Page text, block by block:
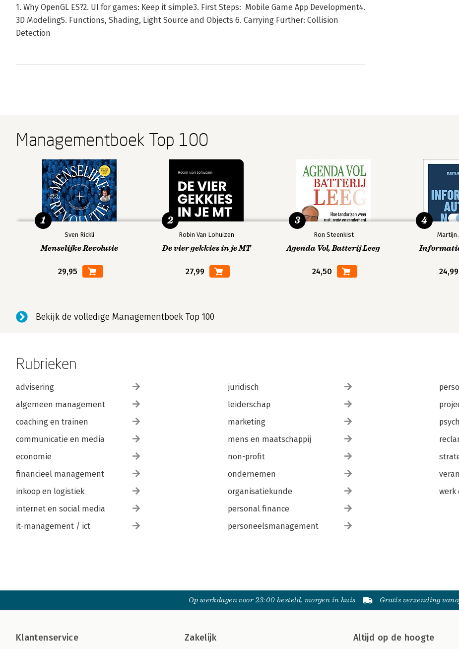
1. Why OpenGL ES?2. UI for games: Keep it simple3. First Steps: Mobile Game App Development4.
3D Modeling5. Functions, Shading, Light Source and Objects 6. Carrying Further: Collision
Detection
Managementboek Top 100
Sven Rickli
Menselijke Revolutie
29,95
1
Robin Van Lohuizen
De vier gekkies in je MT
27,99
2
Ron Steenkist
Agenda Vol, Batterij Leeg
24,50
3
Martijn
24,99
4
Bekijk de volledige Managementboek Top 100
Rubrieken
advisering
algemeen management
coaching en trainen
communicatie en media
economie
financieel management
inkoop en logistiek
internet en social media
it-management / ict
juridisch
leiderschap
marketing
mens en maatschappij
non-profit
ondernemen
organisatiekunde
personal finance
personeelsmanagement
werk
Op werkdagen voor 23:00 besteld, morgen in huis Gratis verzending
Klantenservice Zakelijk Altijd op de hoogte